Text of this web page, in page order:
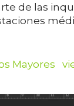
de las
Mayores